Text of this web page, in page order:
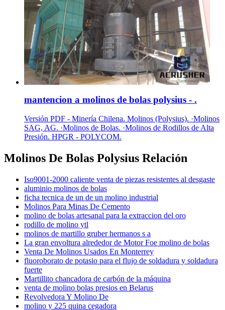
mantencion a molinos de bolas polysius - .
Versión PDF - Minería Chilena. Molinos (Polysius). ·Molinos
SAG, AG. ·Molinos de Bolas. ·Molinos de Rodillos de Alta
Presión. HPGR - POLYCOM.
Molinos De Bolas Polysius Relación
Iso9001-2000 caliente venta de piezas resistentes al desgaste
aluminio molinos de bolas
ficha tecnica de un de un molino industrial
Molinos Para Minas De Cemento
molino de bolas artesanal para la extraccion del oro
rodillo de molino ytl
molinos de martillo gruber hermanos s a
La gran envoltura alrededor de Motor Foe molino de bolas
Venta De Molinos Usados En Monterrey
fluoroborato de potasio para el flujo de soldadura y soldadura
fuerte
Martillito chancadora de carbón de la máquina
venta de molino bolas presios en Belarus
Revolvedora Y Molino De
molino y 225 quina cegadora